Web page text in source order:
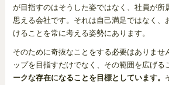
が目指すのはそうした姿ではなく、社員が所
思える会社です。それは自己満足ではなく、
けることを常に考える姿勢にあります。
そのために奇抜なことをする必要はありませ
ップを目指すだけでなく、その範囲を広げる
ークな存在になることを目標としています。